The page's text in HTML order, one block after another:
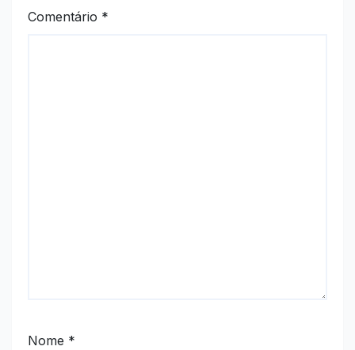
Comentário *
Nome *